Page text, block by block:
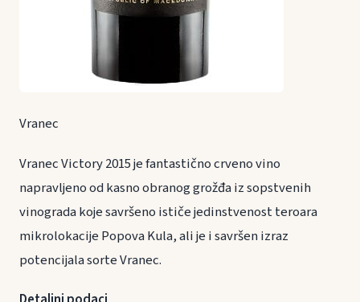
Vranec
Vranec Victory 2015 je fantastično crveno vino
napravljeno od kasno obranog grožđa iz sopstvenih
vinograda koje savršeno ističe jedinstvenost teroara
mikrolokacije Popova Kula, ali je i savršen izraz
potencijala sorte Vranec.